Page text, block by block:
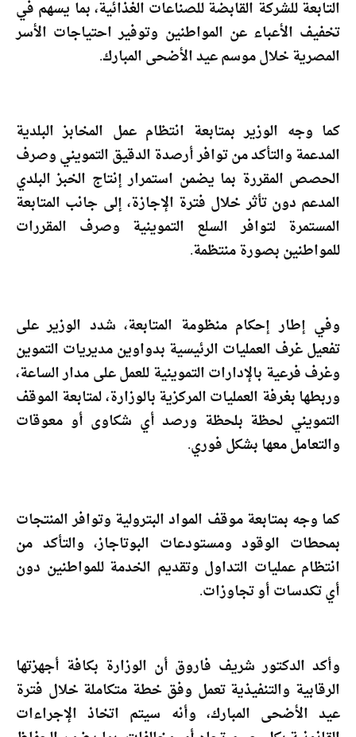
التابعة للشركة القابضة للصناعات الغذائية، بما يسهم في
تخفيف الأعباء عن المواطنين وتوفير احتياجات الأسر
المصرية خلال موسم عيد الأضحى المبارك.
كما وجه الوزير بمتابعة انتظام عمل المخابز البلدية
المدعمة والتأكد من توافر أرصدة الدقيق التمويني وصرف
الحصص المقررة بما يضمن استمرار إنتاج الخبز البلدي
المدعم دون تأثر خلال فترة الإجازة، إلى جانب المتابعة
المستمرة لتوافر السلع التموينية وصرف المقررات
للمواطنين بصورة منتظمة.
وفي إطار إحكام منظومة المتابعة، شدد الوزير على
تفعيل غرف العمليات الرئيسية بدواوين مديريات التموين
وغرف فرعية بالإدارات التموينية للعمل على مدار الساعة،
وربطها بغرفة العمليات المركزية بالوزارة، لمتابعة الموقف
التمويني لحظة بلحظة ورصد أي شكاوى أو معوقات
والتعامل معها بشكل فوري.
كما وجه بمتابعة موقف المواد البترولية وتوافر المنتجات
بمحطات الوقود ومستودعات البوتاجاز، والتأكد من
انتظام عمليات التداول وتقديم الخدمة للمواطنين دون
أي تكدسات أو تجاوزات.
وأكد الدكتور شريف فاروق أن الوزارة بكافة أجهزتها
الرقابية والتنفيذية تعمل وفق خطة متكاملة خلال فترة
عيد الأضحى المبارك، وأنه سيتم اتخاذ الإجراءات